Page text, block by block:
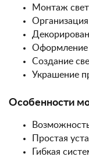
Монтаж
Оформление
Создание
Украшение
Особенности
Простая
Гибкая